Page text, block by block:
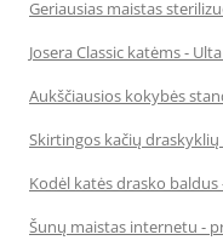
Geriausias maistas
Josera Classic katėms -
Aukščiausios kokybės
Skirtingos kačių
Kodėl katės drasko
Šunų maistas internetu -